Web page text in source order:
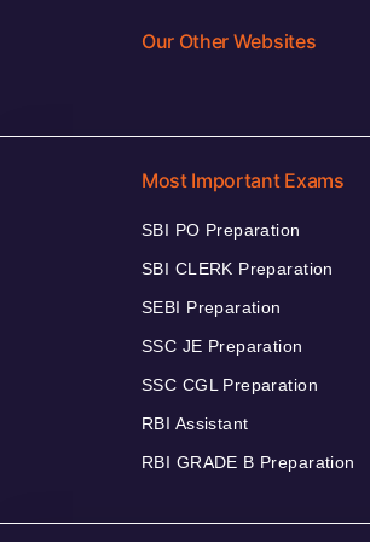
Our Other Websites
Most Important Exams
SBI PO Preparation
SBI CLERK Preparation
SEBI Preparation
SSC JE Preparation
SSC CGL Preparation
RBI Assistant
RBI GRADE B Preparation